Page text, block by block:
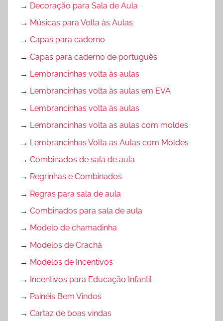
→ Decoração para Sala de Aula
→ Músicas para Volta às Aulas
→ Capas para caderno
→ Capas para caderno de português
→ Lembrancinhas volta às aulas
→ Lembrancinhas volta às aulas em EVA
→ Lembrancinhas volta às aulas
→ Lembrancinhas volta as aulas com moldes
→ Lembrancinhas Volta as Aulas com Moldes
→ Combinados de sala de aula
→ Regrinhas e Combinados
→ Regras para sala de aula
→ Combinados para sala de aula
→ Modelo de chamadinha
→ Modelos de Crachá
→ Modelos de Incentivos
→ Incentivos para Educação Infantil
→ Painéis Bem Vindos
→ Cartaz de boas vindas